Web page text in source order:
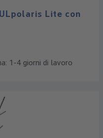
Lite con
1-4 giorni di lavoro